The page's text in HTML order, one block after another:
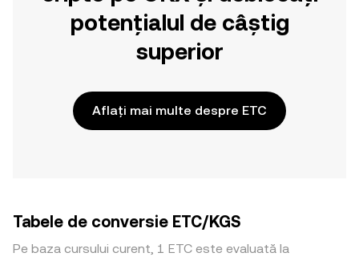
potențialul de câștig
superior
Aflați mai multe despre ETC
Tabele de conversie ETC/KGS
Pe baza cursului curent, 1 ETC este evaluată la